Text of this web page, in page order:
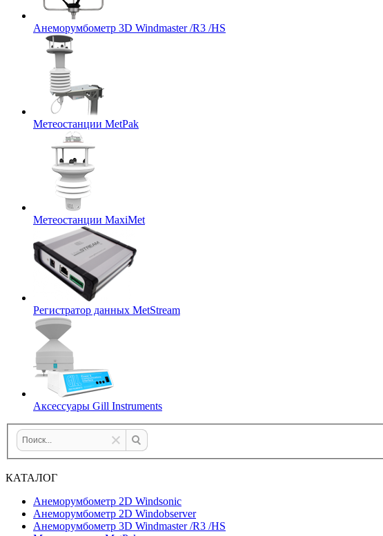
Анеморумбометр 3D Windmaster /R3 /HS
Метеостанции MetPak
Метеостанции MaxiMet
Регистратор данных MetStream
Аксессуары Gill Instruments
КАТАЛОГ
Анеморумбометр 2D Windsonic
Анеморумбометр 2D Windobserver
Анеморумбометр 3D Windmaster /R3 /HS